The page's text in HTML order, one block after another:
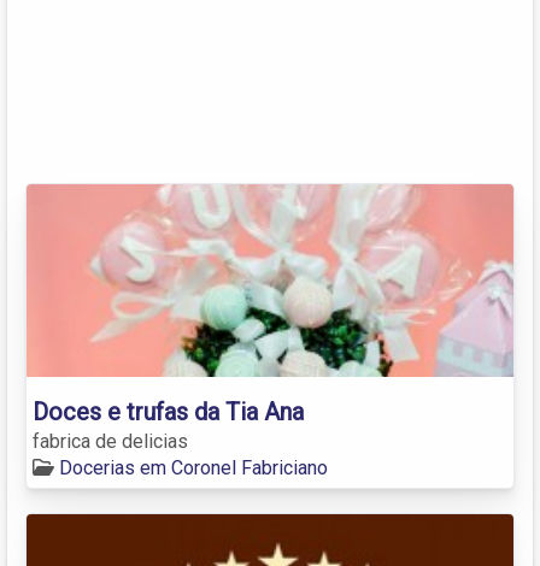
Doces e trufas da Tia Ana
fabrica de delicias
Docerias em Coronel Fabriciano